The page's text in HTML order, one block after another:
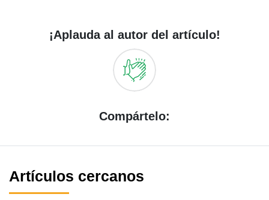
¡Aplauda al autor del artículo!
Compártelo:
Artículos cercanos